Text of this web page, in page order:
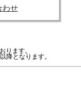
わせ
ります。
降となります。